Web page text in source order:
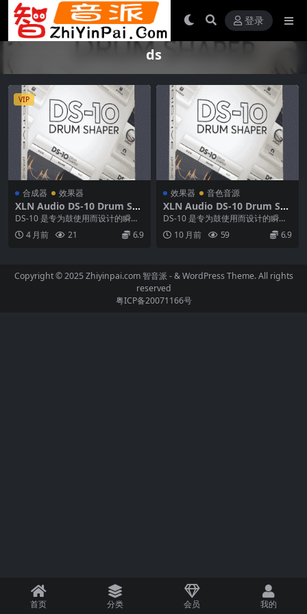
登录
ds
VIP
合成器 效果器
XLN Audio DS-10 Drum Sha
per v1.3.6 [WiN] 1.3.5[MAC]
DS-10 是专为鼓使用而设计的瞬态
整形器。简洁的界面可让您在鼓混
音中输入适量的...
4 月前 21 6.9
效果器 音色音源
XLN Audio DS-10 Drum Sha
per v1.2.5.1 [WiN] 1.3.3[MA
DS-10 是专为鼓使用而设计的瞬态
整形器。简洁的界面可让您在鼓混
音中输入适量的...
10 月前 59 6.9
Copyright © 2025 Zhiyinpai.com智音派 - & WordPress Theme. All rights
reserved
粤ICP备20071166号
首页 分类 会员 我的